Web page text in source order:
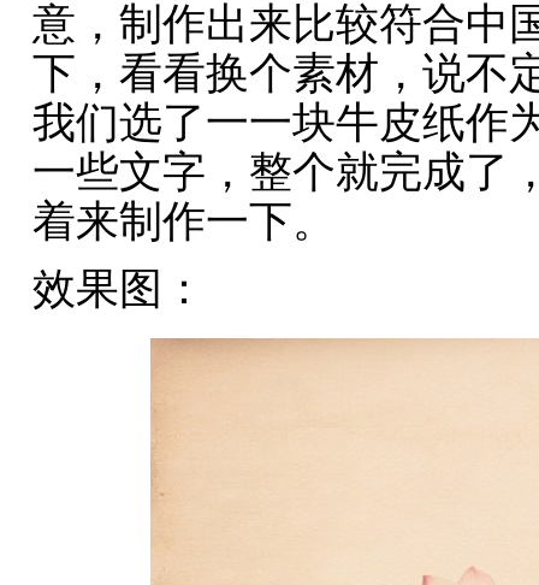
意，制作出来比较符合中
下，看看换个素材，说不
我们选了一一块牛皮纸作
一些文字，整个就完成了
着来制作一下。
效果图：